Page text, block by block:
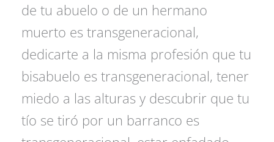
de tu abuelo o de un hermano
muerto es transgeneracional,
dedicarte a la misma profesión que tu
bisabuelo es transgeneracional, tener
miedo a las alturas y descubrir que tu
tío se tiró por un barranco es